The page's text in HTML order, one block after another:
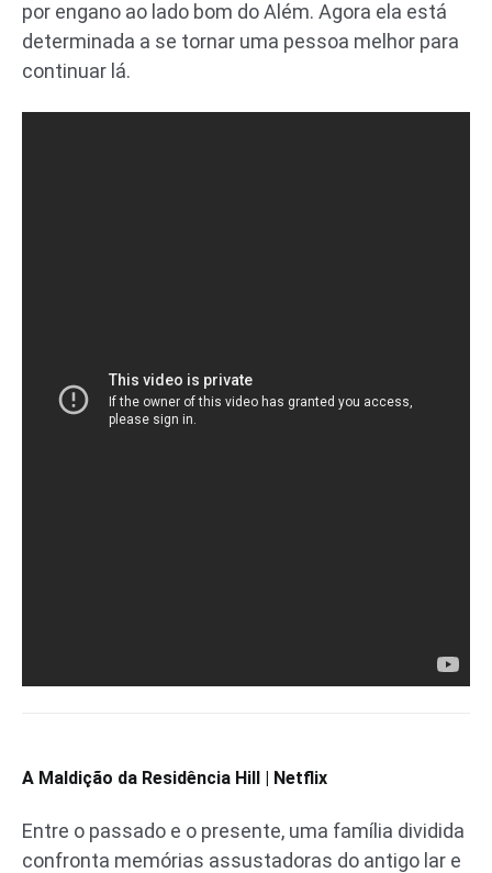
por engano ao lado bom do Além. Agora ela está
determinada a se tornar uma pessoa melhor para
continuar lá.
A Maldição da Residência Hill | Netflix
Entre o passado e o presente, uma família dividida
confronta memórias assustadoras do antigo lar e